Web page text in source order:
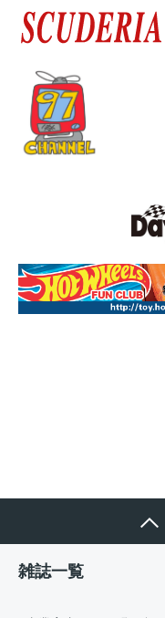
雑誌一覧